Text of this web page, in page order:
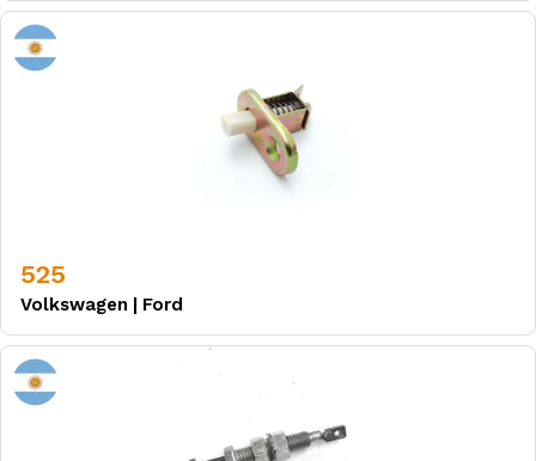
525
Volkswagen | Ford